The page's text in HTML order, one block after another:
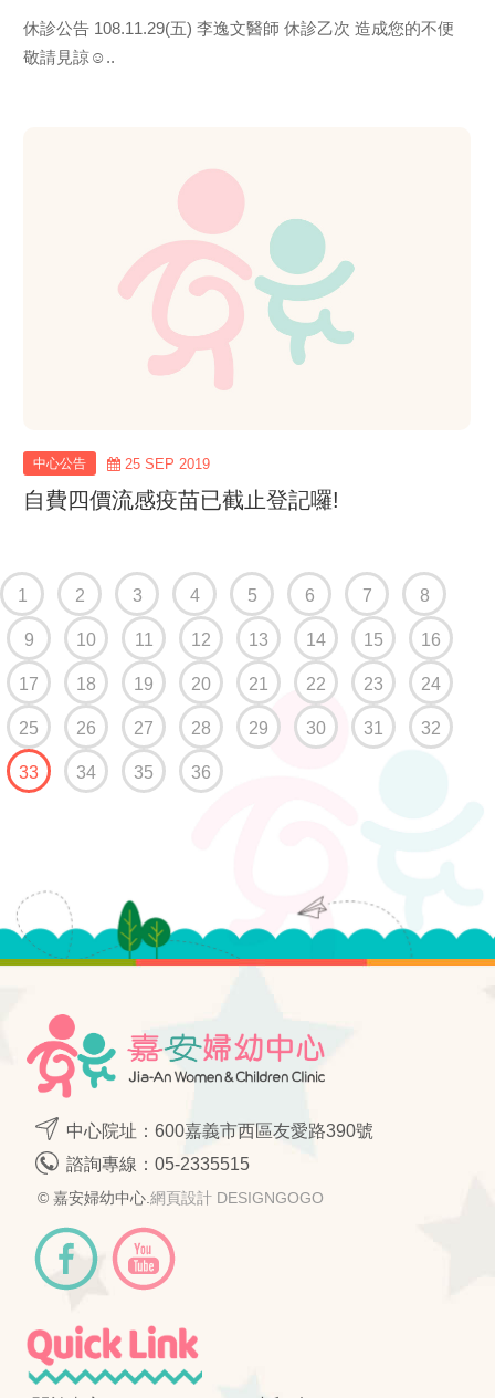
休診公告 108.11.29(五) 李逸文醫師 休診乙次 造成您的不便
敬請見諒☺..
view
more
中心公告 25 SEP 2019
自費四價流感疫苗已截止登記囉!
1 2 3 4 5 6 7 8
9 10 11 12 13 14 15 16
17 18 19 20 21 22 23 24
25 26 27 28 29 30 31 32
33(current)
34 35 36
中心院址：600嘉義市西區友愛路390號
諮詢專線： 05-2335515
© 嘉安婦幼中心. 網頁設計 DESIGNGOGO